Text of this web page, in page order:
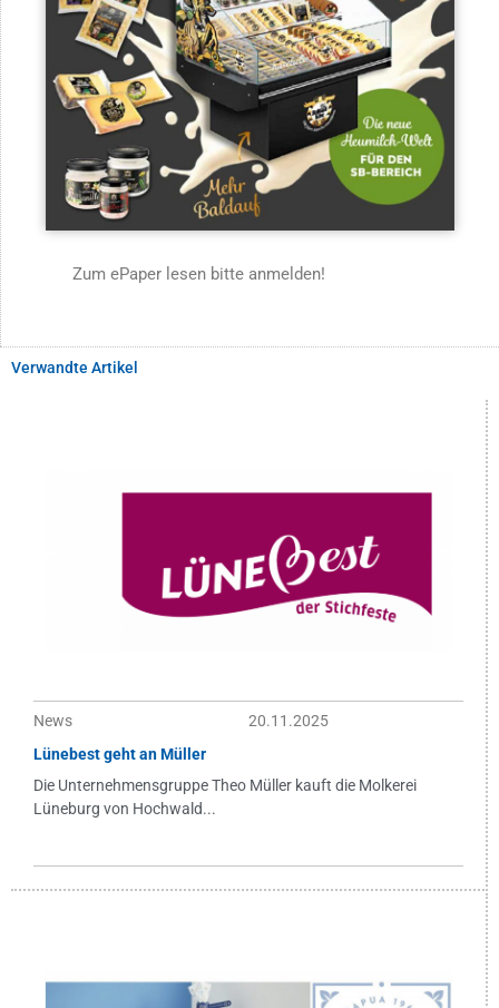
Zum ePaper lesen bitte anmelden!
Verwandte Artikel
News
20.11.2025
Lünebest geht an Müller
Die Unternehmensgruppe Theo Müller kauft die Molkerei
Lüneburg von Hochwald...